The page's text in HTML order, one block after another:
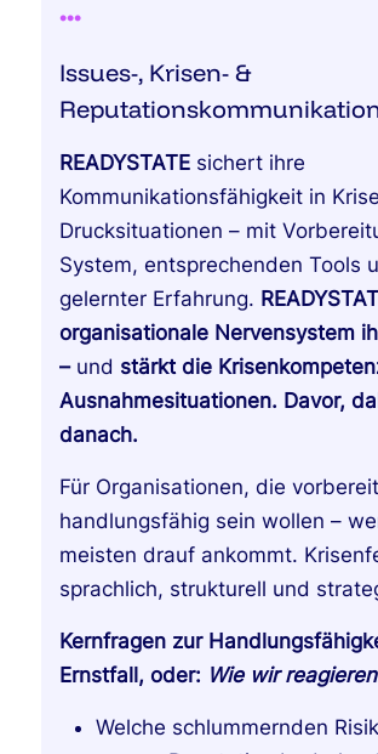
•••
Issues-, Krisen- &
READYSTATE sichert ihre
Kommunikationsfähigkeit in
Drucksituationen – mit
System, entsprechenden Tools
gelernter Erfahrung.
organisationale Nervensystem
– und stärkt die
Ausnahmesituationen. Davor,
danach.
Für Organisationen, die
handlungsfähig sein wollen –
meisten drauf ankommt.
sprachlich, strukturell und
Kernfragen zur
Ernstfall, oder: Wie wir
Welche schlummernden